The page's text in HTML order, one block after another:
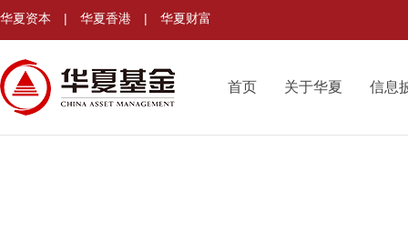
华夏资本 | 华夏香港 | 华夏财富
首页 关于华夏 信息